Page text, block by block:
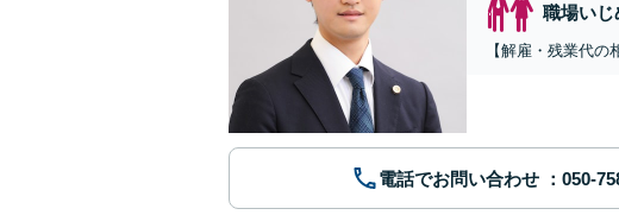
職場いじ
【解雇・残業代
電話でお問い合わせ